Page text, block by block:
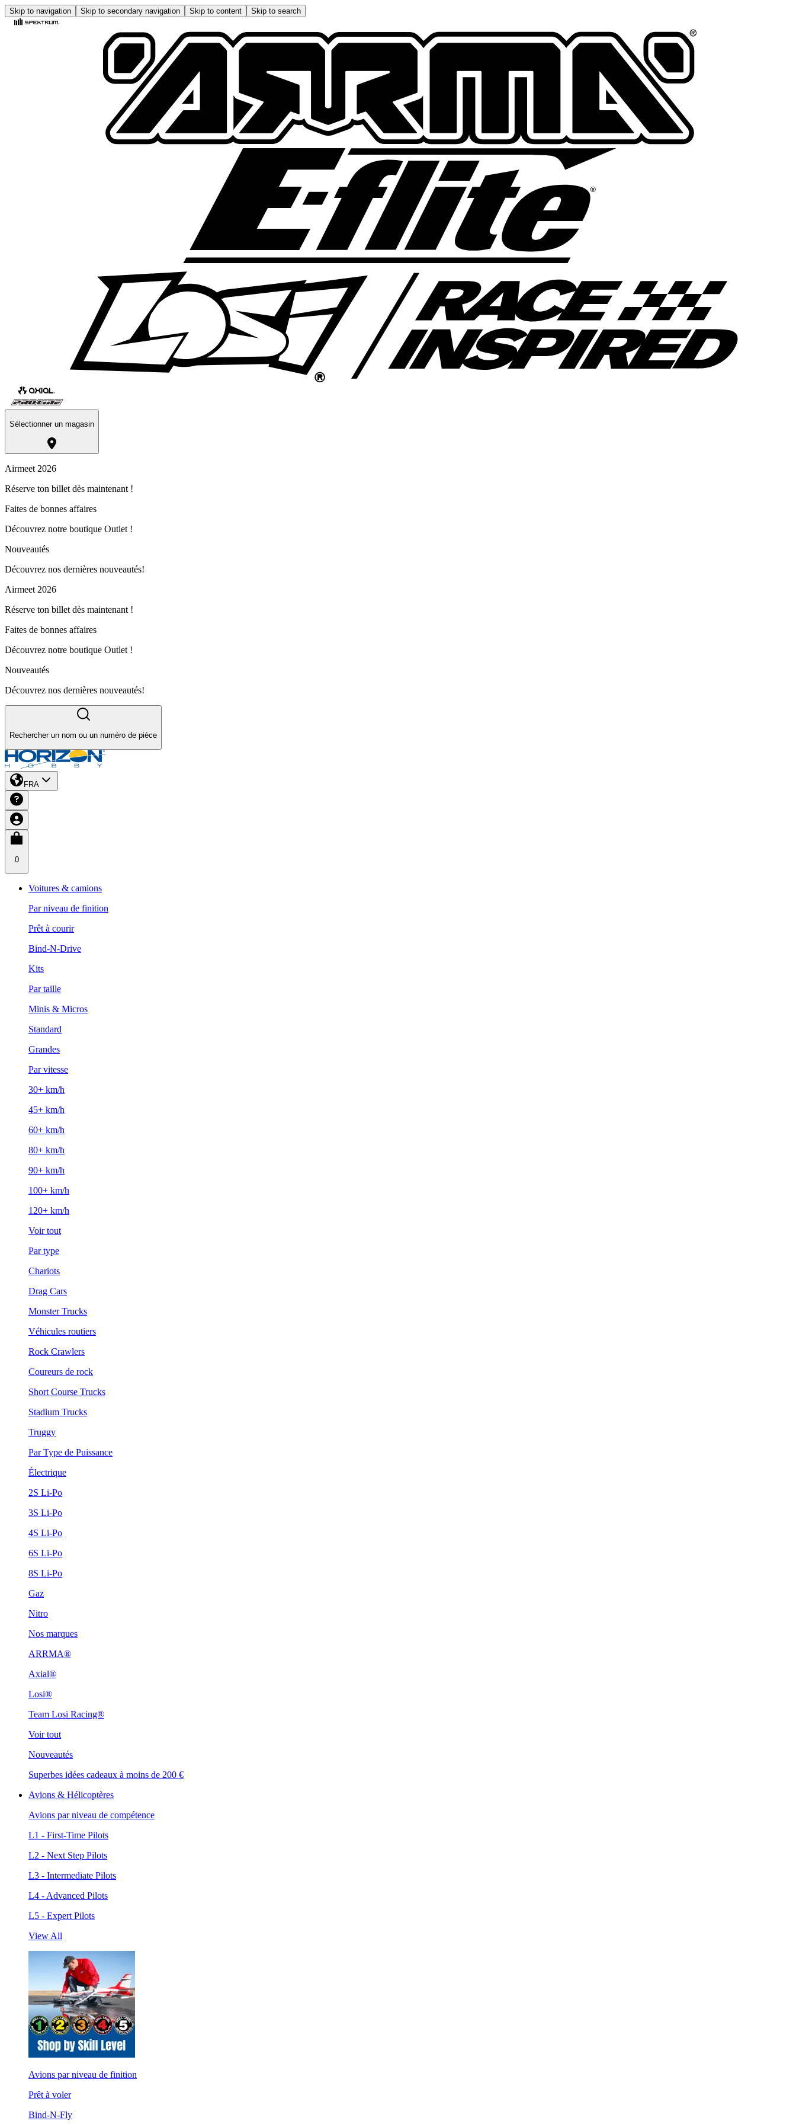
Skip to navigation Skip to secondary navigation Skip to content Skip to search
Sélectionner un magasin
Airmeet 2026
Réserve ton billet dès maintenant !
Faites de bonnes affaires
Découvrez notre boutique Outlet !
Nouveautés
Découvrez nos dernières nouveautés!
Airmeet 2026
Réserve ton billet dès maintenant !
Faites de bonnes affaires
Découvrez notre boutique Outlet !
Nouveautés
Découvrez nos dernières nouveautés!
Rechercher un nom ou un numéro de pièce
FRA
0
Voitures & camions
Par niveau de finition
Prêt à courir
Bind-N-Drive
Kits
Par taille
Minis & Micros
Standard
Grandes
Par vitesse
30+ km/h
45+ km/h
60+ km/h
80+ km/h
90+ km/h
100+ km/h
120+ km/h
Voir tout
Par type
Chariots
Drag Cars
Monster Trucks
Véhicules routiers
Rock Crawlers
Coureurs de rock
Short Course Trucks
Stadium Trucks
Truggy
Par Type de Puissance
Électrique
2S Li-Po
3S Li-Po
4S Li-Po
6S Li-Po
8S Li-Po
Gaz
Nitro
Nos marques
ARRMA®
Axial®
Losi®
Team Losi Racing®
Voir tout
Nouveautés
Superbes idées cadeaux à moins de 200 €
Avions & Hélicoptères
Avions par niveau de compétence
L1 - First-Time Pilots
L2 - Next Step Pilots
L3 - Intermediate Pilots
L4 - Advanced Pilots
L5 - Expert Pilots
View All
Avions par niveau de finition
Prêt à voler
Bind-N-Fly